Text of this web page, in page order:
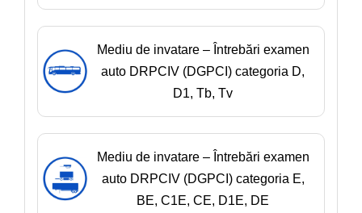
Mediu de invatare – Întrebări examen
auto DRPCIV (DGPCI) categoria D,
D1, Tb, Tv
Mediu de invatare – Întrebări examen
auto DRPCIV (DGPCI) categoria E,
BE, C1E, CE, D1E, DE